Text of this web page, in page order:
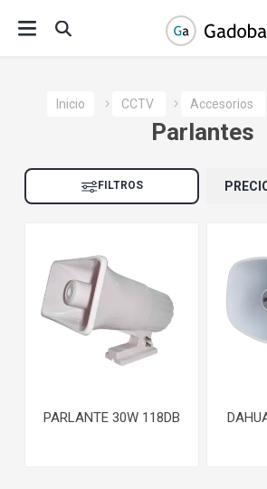
Inicio CCTV Accesorios
Parlantes
FILTROS
PARLANTE 30W 118DB